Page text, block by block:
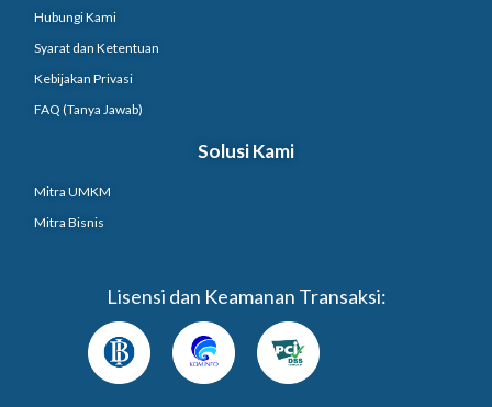
Hubungi Kami
Syarat dan Ketentuan
Kebijakan Privasi
FAQ (Tanya Jawab)
Solusi Kami
Mitra UMKM
Mitra Bisnis
Lisensi dan Keamanan Transaksi: